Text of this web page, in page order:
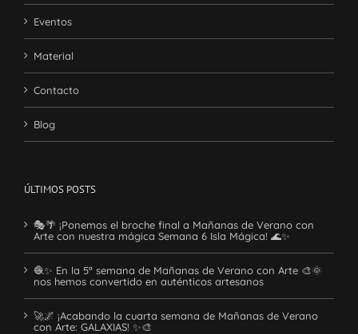
Eventos
Material
Contacto
Blog
ÚLTIMOS POSTS
🎭🌴 ¡Ponemos el broche final a Mañanas de Verano con
Arte con nuestra mágica Semana 6 Isla Mágica! 🌊✨
🧶✨ En la 5ª semana de Mañanas de Verano con Arte 🎨🌞
nos hemos convertido en auténticos artesanos
🚀🌌 ¡Acabando la cuarta semana de Mañanas de Verano
con Arte: GALAXIAS! ✨🎨